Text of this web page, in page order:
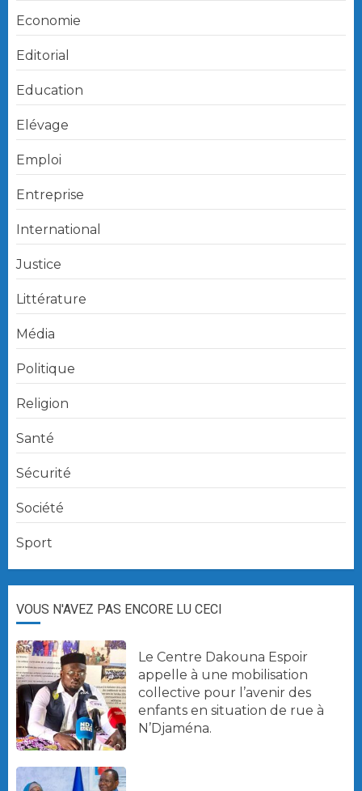
Economie
Editorial
Education
Elévage
Emploi
Entreprise
International
Justice
Littérature
Média
Politique
Religion
Santé
Sécurité
Société
Sport
VOUS N'AVEZ PAS ENCORE LU CECI
Le Centre Dakouna Espoir
appelle à une mobilisation
collective pour l’avenir des
enfants en situation de rue à
N’Djaména.